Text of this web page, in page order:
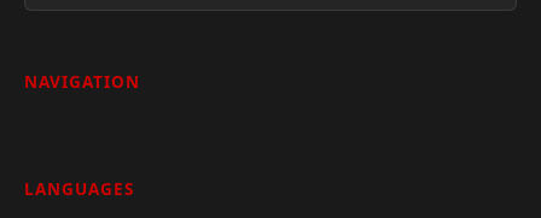
NAVIGATION
LANGUAGES